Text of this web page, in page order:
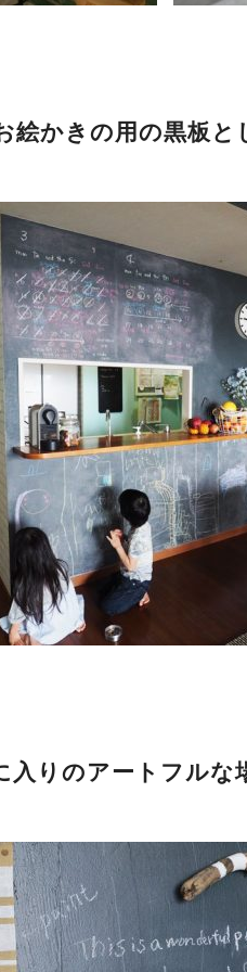
絵かきの用の黒板と
入りのアートフルな